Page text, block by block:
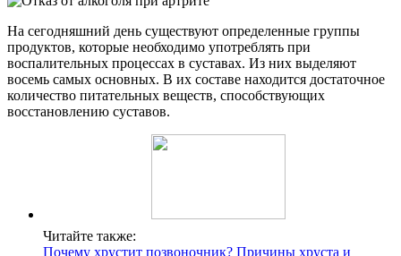
На сегодняшний день существуют определенные группы
продуктов, которые необходимо употреблять при
воспалительных процессах в суставах. Из них выделяют
восемь самых основных. В их составе находится достаточное
количество питательных веществ, способствующих
восстановлению суставов.
Читайте также:
Почему хрустит позвоночник? Причины хруста и